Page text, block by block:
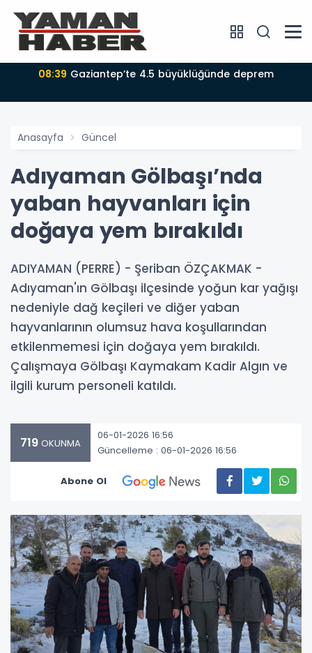
08:39 Gaziantep’te 4.5 büyüklüğünde deprem
Anasayfa Güncel
Adıyaman Gölbaşı’nda
yaban hayvanları için
doğaya yem bırakıldı
ADIYAMAN (PERRE) - Şeriban ÖZÇAKMAK -
Adıyaman'ın Gölbaşı ilçesinde yoğun kar yağışı
nedeniyle dağ keçileri ve diğer yaban
hayvanlarının olumsuz hava koşullarından
etkilenmemesi için doğaya yem bırakıldı.
Çalışmaya Gölbaşı Kaymakam Kadir Algın ve
ilgili kurum personeli katıldı.
719 OKUNMA
06-01-2026 16:56
Güncelleme : 06-01-2026 16:56
Abone Ol